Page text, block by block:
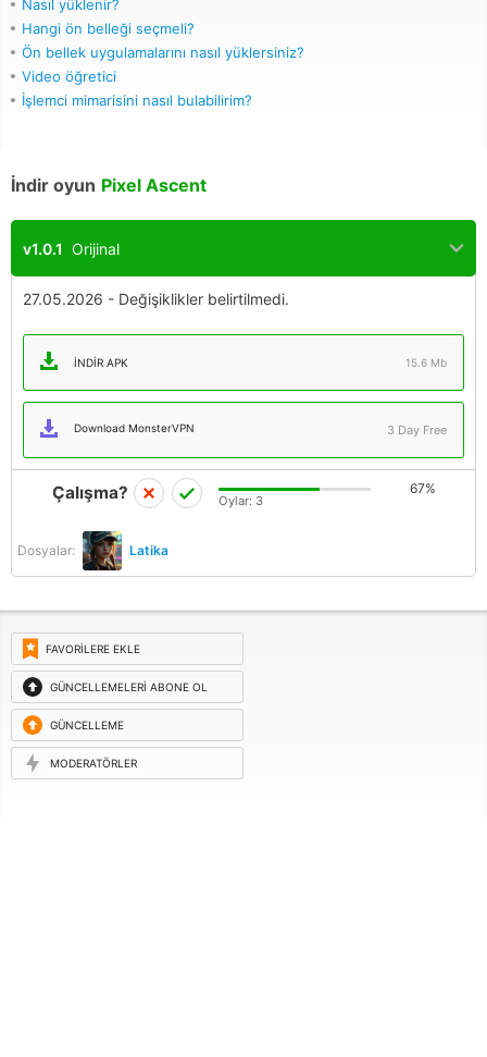
Nasıl yüklenir?
Hangi ön belleği seçmeli?
Ön bellek uygulamalarını nasıl yüklersiniz?
Video öğretici
İşlemci mimarisini nasıl bulabilirim?
İndir oyun Pixel Ascent
v1.0.1 Orijinal
27.05.2026 - Değişiklikler belirtilmedi.
İNDIR APK 15.6 Mb
Download MonsterVPN 3 Day Free
Dosyalar: Latika
Çalışma? 67%
Oylar: 3
FAVORILERE EKLE
GÜNCELLEMELERI ABONE OL
GÜNCELLEME
ISTEĞI
MODERATÖRLER